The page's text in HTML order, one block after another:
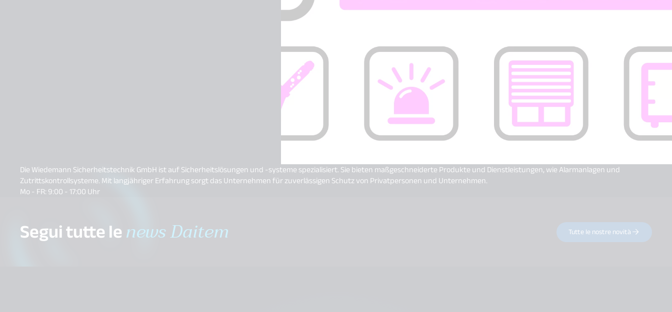
Die Wiedemann Sicherheitstechnik GmbH ist auf Sicherheitslösungen und -systeme spezialisiert. Sie bieten maßgeschneiderte Produkte und Dienstleistungen, wie Alarmanlagen und
Zutrittskontrollsysteme. Mit langjähriger Erfahrung sorgt das Unternehmen für zuverlässigen Schutz von Privatpersonen und Unternehmen.
Mo - FR: 9:00 - 17:00 Uhr
Segui tutte lenews Daitem Tutte le nostre novità